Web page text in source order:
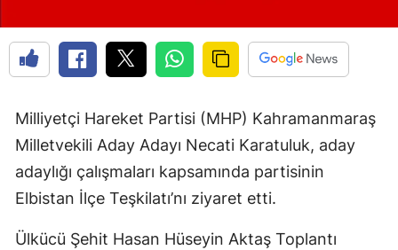
Milliyetçi Hareket Partisi (MHP) Kahramanmaraş
Milletvekili Aday Adayı Necati Karatuluk, aday
adaylığı çalışmaları kapsamında partisinin
Elbistan İlçe Teşkilatı’nı ziyaret etti.
Ülkücü Şehit Hasan Hüseyin Aktaş Toplantı